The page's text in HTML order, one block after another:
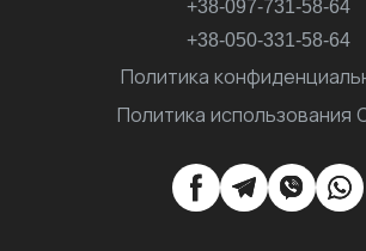
+38-097-731-58-64
+38-050-331-58-64
Политика
Политика использования